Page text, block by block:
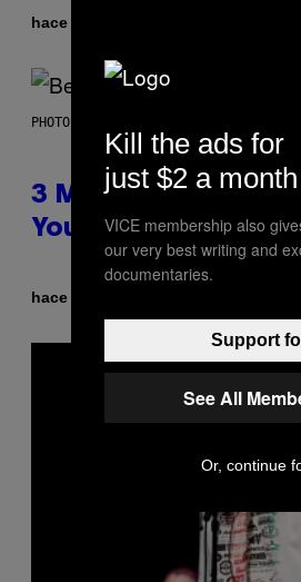
hace 5 horas
PHOTO BY KEVIN WINTER/GETTY IMAGES
3 Millennial Anthems
You Think of Your
hace 5 horas
Kill the ads for
just $2 a month
VICE membership also
our very best writing and
documentaries.
Support
See All
Or, continue